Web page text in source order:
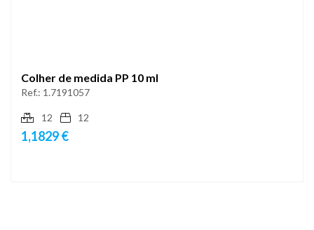
Colher de medida PP 10 ml
Ref.: 1.7191057
12 12
1,1829 €